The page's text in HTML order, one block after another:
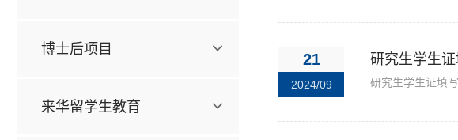
博士后项目
来华留学生教育
21
2024/09
研究生学生证
研究生学生证填